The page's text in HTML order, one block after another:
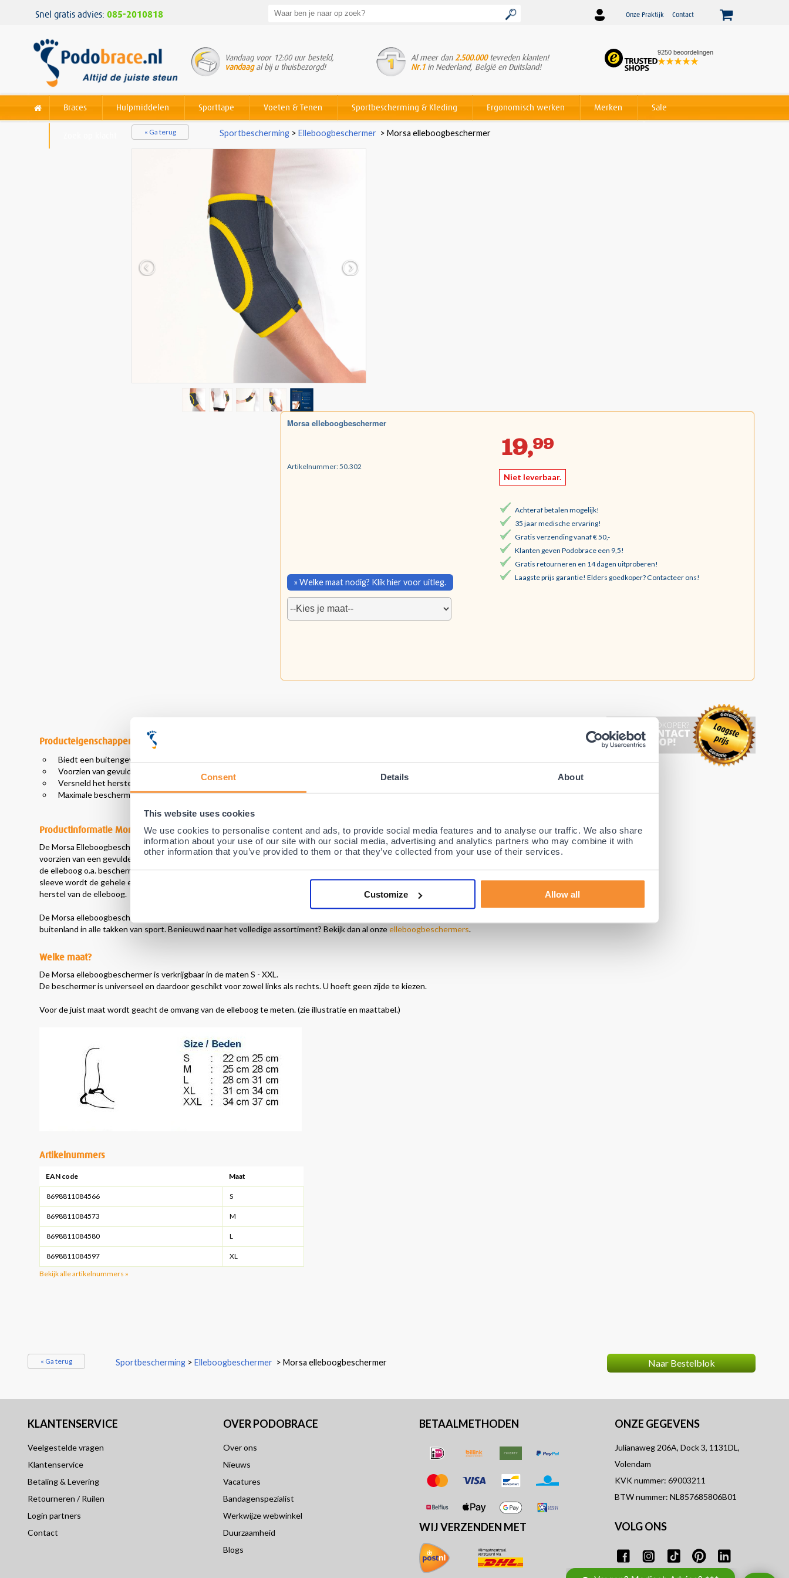
Consent Details About
This website uses cookies
We use cookies to personalise content and ads, to provide social media features and to analyse our traffic. We also share
information about your use of our site with our social media, advertising and analytics partners who may combine it with
other information that you’ve provided to them or that they’ve collected from your use of their services.
Customize Allow all
Snel gratis advies: 085-2010818 Onze Praktijk Contact
9250 beoordelingen
Vandaag voor 12:00 uur besteld,
vandaagal bij u thuisbezorgd!
Al meer dan 2.500.000tevreden klanten!
Nr.1in Nederland, België en Duitsland!
WinnaarBeslist Webshop
Award voor beste service!
Braces Hulpmiddelen Sporttape Voeten & Tenen Sportbescherming & Kleding Ergonomisch werken Merken Sale
« Ga terug Sportbescherming> Elleboogbeschermer > Morsa elleboogbeschermer
19,99
Niet leverbaar.
Achteraf betalen mogelijk!
35 jaar medische ervaring!
Gratis verzending vanaf € 50,-
Klanten geven Podobrace een 9,5!
Gratis retourneren en 14 dagen uitproberen!
Laagste prijs garantie! Elders goedkoper? Contacteer ons!
Morsa elleboogbeschermer
Artikelnummer:50.302
» Welke maat nodig? Klik hier voor uitleg.
Producteigenschappen
Biedt een buitengewone schokabsorptie
Voorzien van gevulde pad op de elleboog
Versneld het herstelproces bij blessures
Maximale bescherming tegen o.a. kneuzingen, schaafwonden en slijmbeursontstekingen
Productinformatie Morsa elleboogbeschermer
De Morsa Elleboogbeschermer wordt gezien als één van de beste elleboogbeschermers van dit moment. De elleboogbeschermer is namelijk
voorzien van een gevulde pad (kussen) ter hoogte van de elleboog, het olecranon. Het kussen biedt een buitengewone schokabsorptie, en geeft
de elleboog o.a. bescherming tegen kneuzingen, schaafwonden en bij slijmbeursontstekingen (bursitis) van de elleboog. Dankzij de neoprene
sleeve wordt de gehele elleboog extra ondersteunt en warm gehouden. Hierdoor wordt de doorbloeding gestimuleerd en dit bevordert het
herstel van de elleboog.
De Morsa elleboogbeschermer wordt dan ook al jaren met groot succes
buitenland in alle takken van sport. Benieuwd naar het volledige assortiment? Bekijk dan al onzeelleboogbeschermers.
Welke maat?
De Morsa elleboogbeschermer is verkrijgbaar in de maten S - XXL.
De beschermer is universeel en daardoor geschikt voor zowel links als rechts. U hoeft geen zijde te kiezen.
Voor de juist maat wordt geacht de omvang van de elleboog te meten. (zie illustratie en maattabel.)
Artikelnummers
EAN code Maat
8698811084566 S
8698811084573 M
8698811084580 L
8698811084597
XL
Bekijk alle artikelnummers »
Naar Bestelblok
« Ga terug Sportbescherming > Elleboogbeschermer > Morsa elleboogbeschermer
KLANTENSERVICE
Veelgestelde vragen
Klantenservice
Betaling & Levering
Retourneren / Ruilen
Login partners
Contact
OVER PODOBRACE
Over ons
Nieuws
Vacatures
Bandagenspezialist
Werkwijze webwinkel
Duurzaamheid
Blogs
BETAALMETHODEN
WIJ VERZENDEN MET
ONZE GEGEVENS
Julianaweg 206A, Dock 3, 1131DL,
Volendam
KVK nummer: 69003211
BTW nummer: NL857685806B01
VOLG ONS